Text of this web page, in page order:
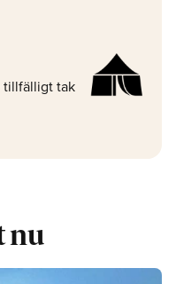
tillfälligt tak
nu